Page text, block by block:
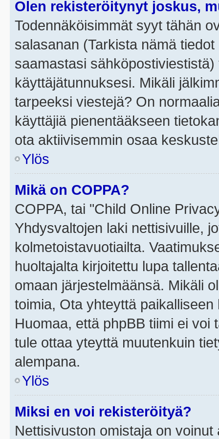
Olen rekisteröitynyt joskus,
Todennäköisimmät syyt tähän
salasanan (Tarkista nämä
saamastasi
käyttäjätunnuksesi. Mikäli
tarpeeksi viestejä? On
käyttäjiä pienentääkseen
ota aktiivisemmin osaa
Ylös
Mikä on COPPA?
COPPA, tai "Child Online
Yhdysvaltojen laki nettisivuille,
kolmetoistavuotiailta.
huoltajalta kirjoitettu lupa
omaan järjestelmäänsä. Mikäli
toimia, Ota yhteyttä
Huomaa, että phpBB tiimi ei voi
tule ottaa yteyttä muutenkuin
alempana.
Ylös
Miksi en voi rekisteröityä?
Nettisivuston omistaja on